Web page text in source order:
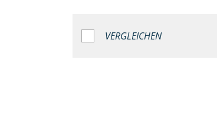
VERGLEICHEN